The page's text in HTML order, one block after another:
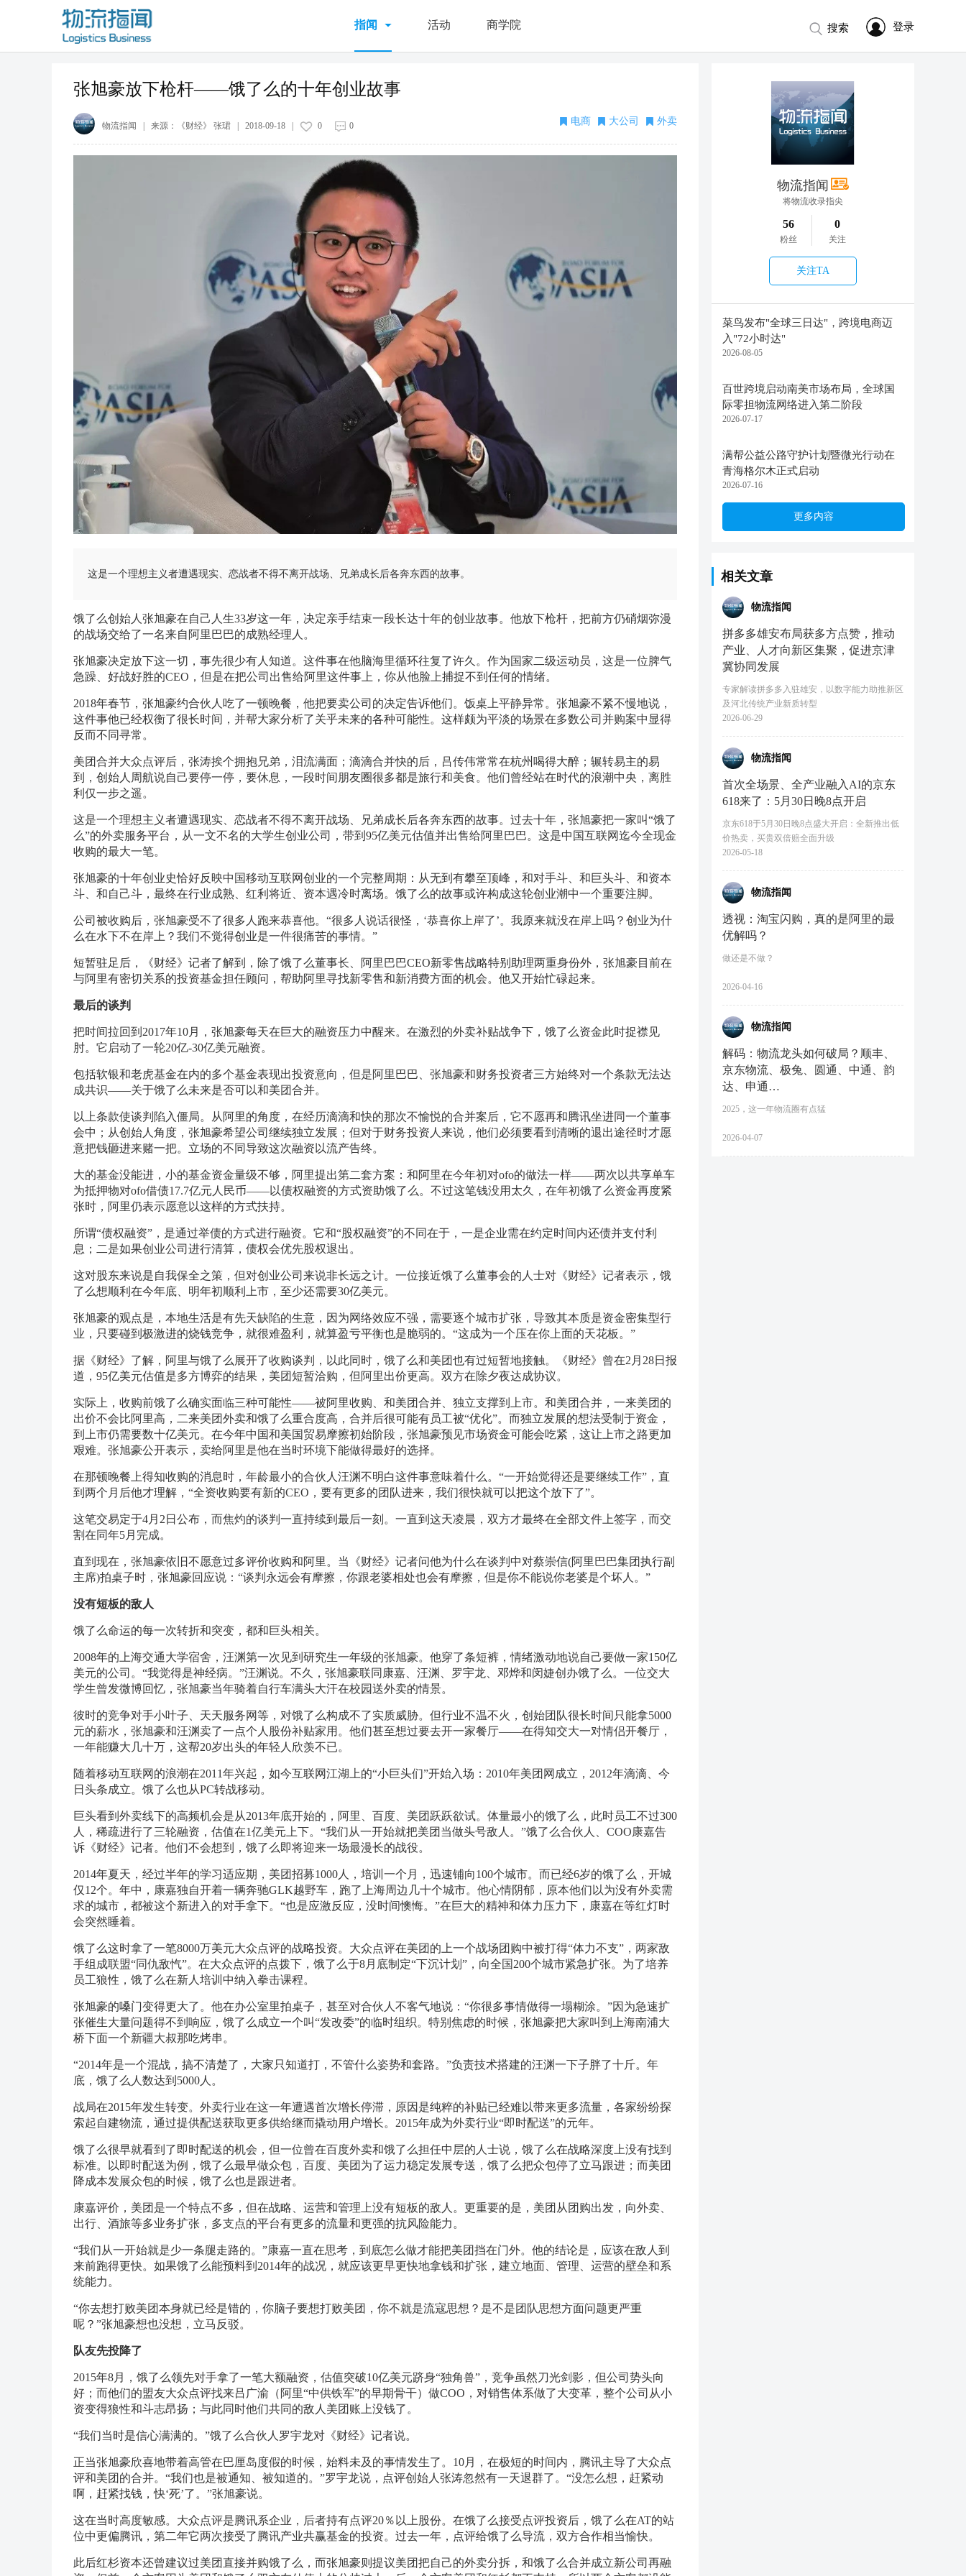
指闻 活动 商学院 登录
搜索
物流指闻
将物流收录指尖
56
粉丝
0
关注
关注TA
菜鸟发布"全球三日达"，跨境电商迈
入"72小时达"
2026-08-05
百世跨境启动南美市场布局，全球国
际零担物流网络进入第二阶段
2026-07-17
满帮公益公路守护计划暨微光行动在
青海格尔木正式启动
2026-07-16
更多内容
相关文章
物流指闻
拼多多雄安布局获多方点赞，推动
产业、人才向新区集聚，促进京津
冀协同发展
专家解读拼多多入驻雄安，以数字能力助推新区
及河北传统产业新质转型
2026-06-29
物流指闻
首次全场景、全产业融入AI的京东
618来了：5月30日晚8点开启
京东618于5月30日晚8点盛大开启：全新推出低
价热卖，买贵双倍赔全面升级
2026-05-18
物流指闻
透视：淘宝闪购，真的是阿里的最
优解吗？
做还是不做？
2026-04-16
物流指闻
解码：物流龙头如何破局？顺丰、
京东物流、极兔、圆通、中通、韵
达、申通…
2025，这一年物流圈有点猛
2026-04-07
张旭豪放下枪杆——饿了么的十年创业故事
物流指闻 | 来源： 《财经》 张珺 2018-09-18 0 0 电商 大公司 外卖
这是一个理想主义者遭遇现实、恋战者不得不离开战场、兄弟成长后各奔东西的故事。
饿了么创始人张旭豪在自己人生33岁这一年，决定亲手结束一段长达十年的创业故事。他放下枪杆，把前方仍硝烟弥漫
的战场交给了一名来自阿里巴巴的成熟经理人。
张旭豪决定放下这一切，事先很少有人知道。这件事在他脑海里循环往复了许久。作为国家二级运动员，这是一位脾气
急躁、好战好胜的CEO，但是在把公司出售给阿里这件事上，你从他脸上捕捉不到任何的情绪。
2018年春节，张旭豪约合伙人吃了一顿晚餐，他把要卖公司的决定告诉他们。饭桌上平静异常。张旭豪不紧不慢地说，
这件事他已经权衡了很长时间，并帮大家分析了关乎未来的各种可能性。这样颇为平淡的场景在多数公司并购案中显得
反而不同寻常。
美团合并大众点评后，张涛挨个拥抱兄弟，泪流满面；滴滴合并快的后，吕传伟常常在杭州喝得大醉；辗转易主的易
到，创始人周航说自己要停一停，要休息，一段时间朋友圈很多都是旅行和美食。他们曾经站在时代的浪潮中央，离胜
利仅一步之遥。
这是一个理想主义者遭遇现实、恋战者不得不离开战场、兄弟成长后各奔东西的故事。过去十年，张旭豪把一家叫“饿了
么”的外卖服务平台，从一文不名的大学生创业公司，带到95亿美元估值并出售给阿里巴巴。这是中国互联网迄今全现金
收购的最大一笔。
张旭豪的十年创业史恰好反映中国移动互联网创业的一个完整周期：从无到有攀至顶峰，和对手斗、和巨头斗、和资本
斗、和自己斗，最终在行业成熟、红利将近、资本遇冷时离场。饿了么的故事或许构成这轮创业潮中一个重要注脚。
公司被收购后，张旭豪受不了很多人跑来恭喜他。“很多人说话很怪，‘恭喜你上岸了’。我原来就没在岸上吗？创业为什
么在水下不在岸上？我们不觉得创业是一件很痛苦的事情。”
短暂驻足后，《财经》记者了解到，除了饿了么董事长、阿里巴巴CEO新零售战略特别助理两重身份外，张旭豪目前在
与阿里有密切关系的投资基金担任顾问，帮助阿里寻找新零售和新消费方面的机会。他又开始忙碌起来。
最后的谈判
把时间拉回到2017年10月，张旭豪每天在巨大的融资压力中醒来。在激烈的外卖补贴战争下，饿了么资金此时捉襟见
肘。它启动了一轮20亿-30亿美元融资。
包括软银和老虎基金在内的多个基金表现出投资意向，但是阿里巴巴、张旭豪和财务投资者三方始终对一个条款无法达
成共识——关于饿了么未来是否可以和美团合并。
以上条款使谈判陷入僵局。从阿里的角度，在经历滴滴和快的那次不愉悦的合并案后，它不愿再和腾讯坐进同一个董事
会中；从创始人角度，张旭豪希望公司继续独立发展；但对于财务投资人来说，他们必须要看到清晰的退出途径时才愿
意把钱砸进来赌一把。立场的不同导致这次融资以流产告终。
大的基金没能进，小的基金资金量级不够，阿里提出第二套方案：和阿里在今年初对ofo的做法一样——两次以共享单车
为抵押物对ofo借债17.7亿元人民币——以债权融资的方式资助饿了么。不过这笔钱没用太久，在年初饿了么资金再度紧
张时，阿里仍表示愿意以这样的方式扶持。
所谓“债权融资”，是通过举债的方式进行融资。它和“股权融资”的不同在于，一是企业需在约定时间内还债并支付利
息；二是如果创业公司进行清算，债权会优先股权退出。
这对股东来说是自我保全之策，但对创业公司来说非长远之计。一位接近饿了么董事会的人士对《财经》记者表示，饿
了么想顺利在今年底、明年初顺利上市，至少还需要30亿美元。
张旭豪的观点是，本地生活是有先天缺陷的生意，因为网络效应不强，需要逐个城市扩张，导致其本质是资金密集型行
业，只要碰到极激进的烧钱竞争，就很难盈利，就算盈亏平衡也是脆弱的。“这成为一个压在你上面的天花板。”
据《财经》了解，阿里与饿了么展开了收购谈判，以此同时，饿了么和美团也有过短暂地接触。《财经》曾在2月28日报
道，95亿美元估值是多方博弈的结果，美团短暂洽购，但阿里出价更高。双方在除夕夜达成协议。
实际上，收购前饿了么确实面临三种可能性——被阿里收购、和美团合并、独立支撑到上市。和美团合并，一来美团的
出价不会比阿里高，二来美团外卖和饿了么重合度高，合并后很可能有员工被“优化”。而独立发展的想法受制于资金，
到上市仍需要数十亿美元。在今年中国和美国贸易摩擦初始阶段，张旭豪预见市场资金可能会吃紧，这让上市之路更加
艰难。张旭豪公开表示，卖给阿里是他在当时环境下能做得最好的选择。
在那顿晚餐上得知收购的消息时，年龄最小的合伙人汪渊不明白这件事意味着什么。“一开始觉得还是要继续工作”，直
到两个月后他才理解，“全资收购要有新的CEO，要有更多的团队进来，我们很快就可以把这个放下了”。
这笔交易定于4月2日公布，而焦灼的谈判一直持续到最后一刻。一直到这天凌晨，双方才最终在全部文件上签字，而交
割在同年5月完成。
直到现在，张旭豪依旧不愿意过多评价收购和阿里。当《财经》记者问他为什么在谈判中对蔡崇信(阿里巴巴集团执行副
主席)拍桌子时，张旭豪回应说：“谈判永远会有摩擦，你跟老婆相处也会有摩擦，但是你不能说你老婆是个坏人。”
没有短板的敌人
饿了么命运的每一次转折和突变，都和巨头相关。
2008年的上海交通大学宿舍，汪渊第一次见到研究生一年级的张旭豪。他穿了条短裤，情绪激动地说自己要做一家150亿
美元的公司。“我觉得是神经病。”汪渊说。不久，张旭豪联同康嘉、汪渊、罗宇龙、邓烨和闵婕创办饿了么。一位交大
学生曾发微博回忆，张旭豪当年骑着自行车满头大汗在校园送外卖的情景。
彼时的竞争对手小叶子、天天服务网等，对饿了么构成不了实质威胁。但行业不温不火，创始团队很长时间只能拿5000
元的薪水，张旭豪和汪渊卖了一点个人股份补贴家用。他们甚至想过要去开一家餐厅——在得知交大一对情侣开餐厅，
一年能赚大几十万，这帮20岁出头的年轻人欣羡不已。
随着移动互联网的浪潮在2011年兴起，如今互联网江湖上的“小巨头们”开始入场：2010年美团网成立，2012年滴滴、今
日头条成立。饿了么也从PC转战移动。
巨头看到外卖线下的高频机会是从2013年底开始的，阿里、百度、美团跃跃欲试。体量最小的饿了么，此时员工不过300
人，稀疏进行了三轮融资，估值在1亿美元上下。“我们从一开始就把美团当做头号敌人。”饿了么合伙人、COO康嘉告
诉《财经》记者。他们不会想到，饿了么即将迎来一场最漫长的战役。
2014年夏天，经过半年的学习适应期，美团招募1000人，培训一个月，迅速铺向100个城市。而已经6岁的饿了么，开城
仅12个。年中，康嘉独自开着一辆奔驰GLK越野车，跑了上海周边几十个城市。他心情阴郁，原本他们以为没有外卖需
求的城市，都被这个新进入的对手拿下。“也是应激反应，没时间懊悔。”在巨大的精神和体力压力下，康嘉在等红灯时
会突然睡着。
饿了么这时拿了一笔8000万美元大众点评的战略投资。大众点评在美团的上一个战场团购中被打得“体力不支”，两家敌
手组成联盟“同仇敌忾”。在大众点评的点拨下，饿了么于8月底制定“下沉计划”，向全国200个城市紧急扩张。为了培养
员工狼性，饿了么在新人培训中纳入拳击课程。
张旭豪的嗓门变得更大了。他在办公室里拍桌子，甚至对合伙人不客气地说：“你很多事情做得一塌糊涂。”因为急速扩
张催生大量问题得不到响应，饿了么成立一个叫“发改委”的临时组织。特别焦虑的时候，张旭豪把大家叫到上海南浦大
桥下面一个新疆大叔那吃烤串。
“2014年是一个混战，搞不清楚了，大家只知道打，不管什么姿势和套路。”负责技术搭建的汪渊一下子胖了十斤。年
底，饿了么人数达到5000人。
战局在2015年发生转变。外卖行业在这一年遭遇首次增长停滞，原因是纯粹的补贴已经难以带来更多流量，各家纷纷探
索起自建物流，通过提供配送获取更多供给继而撬动用户增长。2015年成为外卖行业“即时配送”的元年。
饿了么很早就看到了即时配送的机会，但一位曾在百度外卖和饿了么担任中层的人士说，饿了么在战略深度上没有找到
标准。以即时配送为例，饿了么最早做众包，百度、美团为了运力稳定发展专送，饿了么把众包停了立马跟进；而美团
降成本发展众包的时候，饿了么也是跟进者。
康嘉评价，美团是一个特点不多，但在战略、运营和管理上没有短板的敌人。更重要的是，美团从团购出发，向外卖、
出行、酒旅等多业务扩张，多支点的平台有更多的流量和更强的抗风险能力。
“我们从一开始就是少一条腿走路的。”康嘉一直在思考，到底怎么做才能把美团挡在门外。他的结论是，应该在敌人到
来前跑得更快。如果饿了么能预料到2014年的战况，就应该更早更快地拿钱和扩张，建立地面、管理、运营的壁垒和系
统能力。
“你去想打败美团本身就已经是错的，你脑子要想打败美团，你不就是流寇思想？是不是团队思想方面问题更严重
呢？”张旭豪想也没想，立马反驳。
队友先投降了
2015年8月，饿了么领先对手拿了一笔大额融资，估值突破10亿美元跻身“独角兽”，竞争虽然刀光剑影，但公司势头向
好；而他们的盟友大众点评找来吕广渝（阿里“中供铁军”的早期骨干）做COO，对销售体系做了大变革，整个公司从小
资变得狼性和斗志昂扬；与此同时他们共同的敌人美团账上没钱了。
“我们当时是信心满满的。”饿了么合伙人罗宇龙对《财经》记者说。
正当张旭豪欣喜地带着高管在巴厘岛度假的时候，始料未及的事情发生了。10月，在极短的时间内，腾讯主导了大众点
评和美团的合并。“我们也是被通知、被知道的。”罗宇龙说，点评创始人张涛忽然有一天退群了。“没怎么想，赶紧动
啊，赶紧找钱，快‘死’了。”张旭豪说。
这在当时高度敏感。大众点评是腾讯系企业，后者持有点评20％以上股份。在饿了么接受点评投资后，饿了么在AT的站
位中更偏腾讯，第二年它两次接受了腾讯产业共赢基金的投资。过去一年，点评给饿了么导流，双方合作相当愉快。
此后红杉资本还曾建议过美团直接并购饿了么，而张旭豪则提议美团把自己的外卖分拆，和饿了么合并成立新公司再融